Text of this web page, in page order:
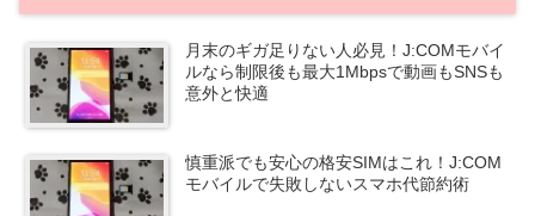
月末のギガ足りない人必見！J:COMモバイ
ルなら制限後も最大1Mbpsで動画もSNSも
意外と快適
慎重派でも安心の格安SIMはこれ！J:COM
モバイルで失敗しないスマホ代節約術